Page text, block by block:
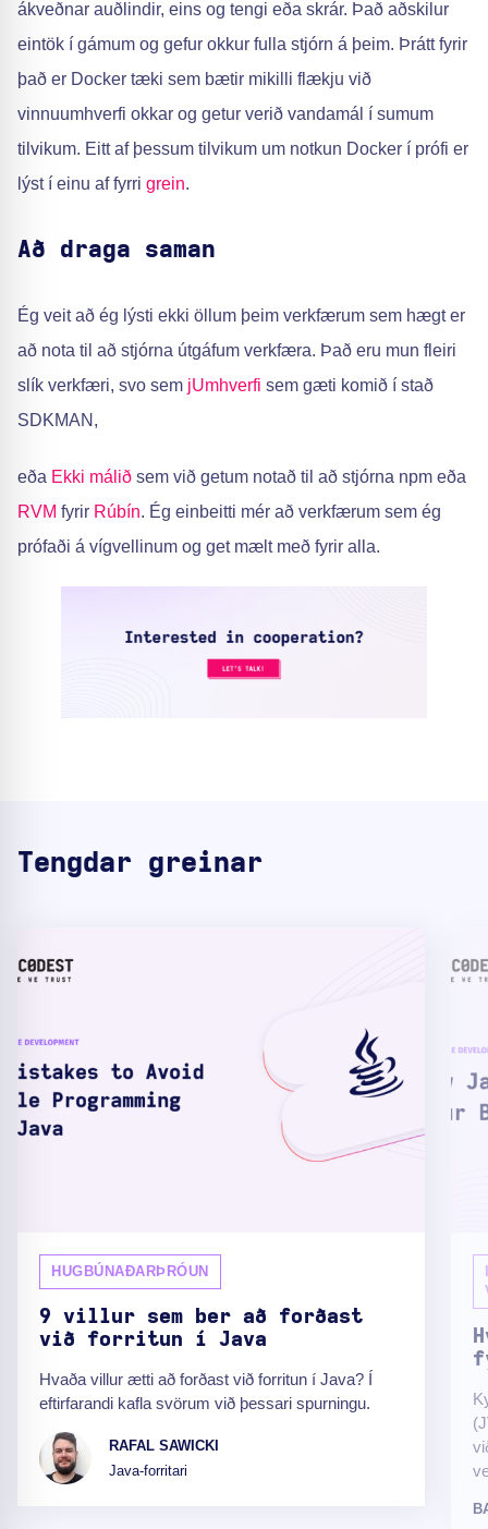
ákveðnar auðlindir, eins og tengi eða skrár. Það aðskilur
eintök í gámum og gefur okkur fulla stjórn á þeim. Þrátt fyrir
það er Docker tæki sem bætir mikilli flækju við
vinnuumhverfi okkar og getur verið vandamál í sumum
tilvikum. Eitt af þessum tilvikum um notkun Docker í prófi er
lýst í einu af fyrri grein.
Að draga saman
Ég veit að ég lýsti ekki öllum þeim verkfærum sem hægt er
að nota til að stjórna útgáfum verkfæra. Það eru mun fleiri
slík verkfæri, svo sem jUmhverfi sem gæti komið í stað
SDKMAN,
eða Ekki málið sem við getum notað til að stjórna npm eða
RVM fyrir Rúbín. Ég einbeitti mér að verkfærum sem ég
prófaði á vígvellinum og get mælt með fyrir alla.
Tengdar greinar
HUGBÚNAÐARÞRÓUN
9 villur sem ber að forðast
við forritun í Java
Hvaða villur ætti að forðast við forritun í Java? Í
eftirfarandi kafla svörum við þessari spurningu.
RAFAL SAWICKI
Java-forritari